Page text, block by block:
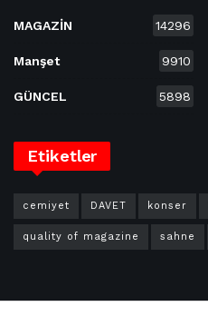
MAGAZİN 14296
Manşet 9910
GÜNCEL 5898
Etiketler
cemiyet DAVET konser
quality of magazine sahne